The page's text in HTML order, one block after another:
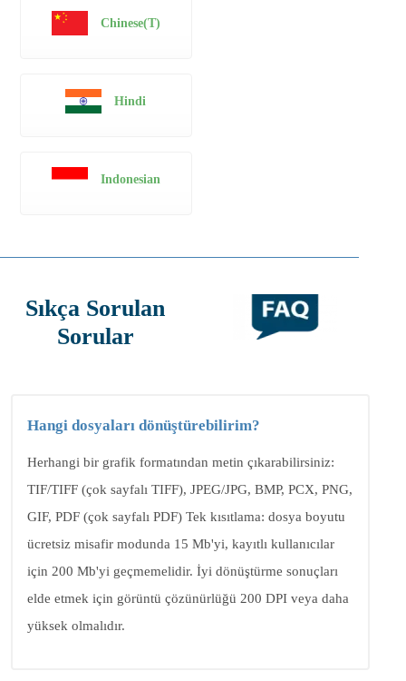
Chinese(T)
Hindi
Indonesian
Sıkça Sorulan
Sorular
Hangi dosyaları dönüştürebilirim?
Herhangi bir grafik formatından metin çıkarabilirsiniz:
TIF/TIFF (çok sayfalı TIFF), JPEG/JPG, BMP, PCX, PNG,
GIF, PDF (çok sayfalı PDF) Tek kısıtlama: dosya boyutu
ücretsiz misafir modunda 15 Mb'yi, kayıtlı kullanıcılar
için 200 Mb'yi geçmemelidir. İyi dönüştürme sonuçları
elde etmek için görüntü çözünürlüğü 200 DPI veya daha
yüksek olmalıdır.